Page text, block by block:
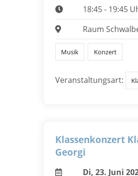
18:45 - 19:45
Raum
Musik Konzert
Veranstaltungsart:
Klassenkonzert
Georgi
Di, 23. Juni